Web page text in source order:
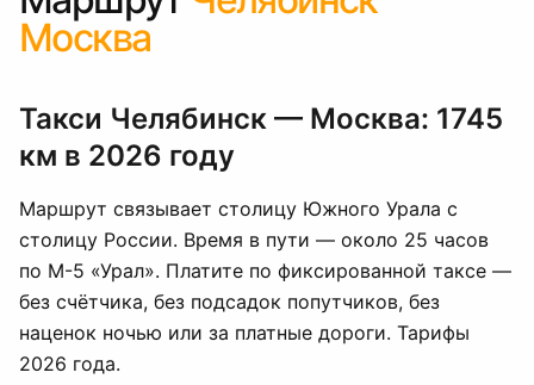
Москва
Такси Челябинск — Москва: 1745
км в 2026 году
Маршрут связывает столицу Южного Урала с
столицу России. Время в пути — около 25 часов
по М-5 «Урал». Платите по фиксированной таксе —
без счётчика, без подсадок попутчиков, без
наценок ночью или за платные дороги. Тарифы
2026 года.